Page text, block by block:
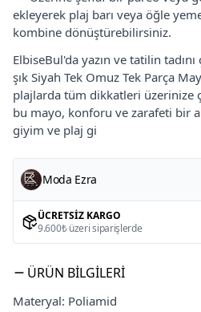
ekleyerek plaj barı veya öğle
kombine dönüştürebilirsiniz.
ElbiseBul'da yazın ve tatilin tadını
şık Siyah Tek Omuz Tek Parça
plajlarda tüm dikkatleri üzerinize
bu mayo, konforu ve zarafeti bir
giyim ve plaj gi
Moda Ezra
ÜCRETSIZ KARGO
9.600₺ üzeri siparişlerde
ÜRÜN BILGILERI
Materyal: Poliamid